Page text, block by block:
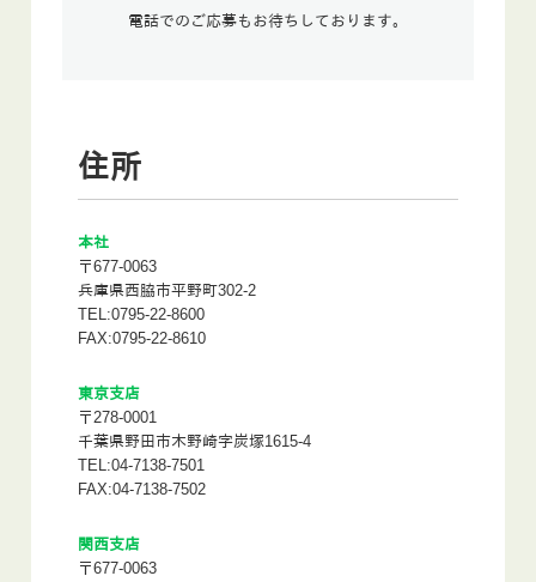
電話でのご応募もお待ちしております。
住所
本社
〒677-0063
兵庫県西脇市平野町302-2
TEL:0795-22-8600
FAX:0795-22-8610
東京支店
〒278-0001
千葉県野田市木野崎字炭塚1615-4
TEL:04-7138-7501
FAX:04-7138-7502
関西支店
〒677-0063